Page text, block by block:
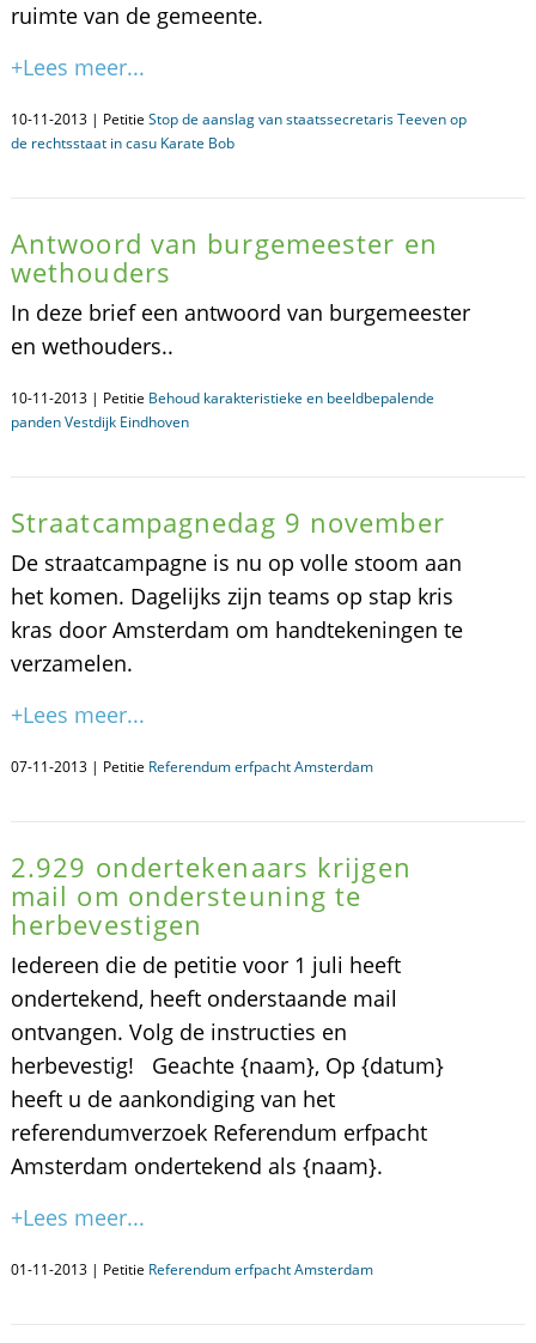
ruimte van de gemeente.
+Lees meer...
10-11-2013 | Petitie Stop de aanslag van staatssecretaris Teeven op
de rechtsstaat in casu Karate Bob
Antwoord van burgemeester en
wethouders
In deze brief een antwoord van burgemeester
en wethouders..
10-11-2013 | Petitie Behoud karakteristieke en beeldbepalende
panden Vestdijk Eindhoven
Straatcampagnedag 9 november
De straatcampagne is nu op volle stoom aan
het komen. Dagelijks zijn teams op stap kris
kras door Amsterdam om handtekeningen te
verzamelen.
+Lees meer...
07-11-2013 | Petitie Referendum erfpacht Amsterdam
2.929 ondertekenaars krijgen
mail om ondersteuning te
herbevestigen
Iedereen die de petitie voor 1 juli heeft
ondertekend, heeft onderstaande mail
ontvangen. Volg de instructies en
herbevestig! Geachte {naam}, Op {datum}
heeft u de aankondiging van het
referendumverzoek Referendum erfpacht
Amsterdam ondertekend als {naam}.
+Lees meer...
01-11-2013 | Petitie Referendum erfpacht Amsterdam